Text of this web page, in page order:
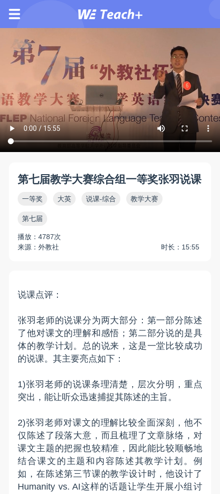
第七届教学大赛综合组一等奖张羽说课
一等奖 大英 说课-综合 教学大赛
第七届
播放：4787次
来源：外教社
时长：15:55
说课点评：
张羽老师的说课分为两大部分：第一部分陈述
了他对课文的理解和感悟；第二部分说的是具
体的教学计划。总的说来，这是一堂比较成功
的说课。其主要亮点如下：
1)张羽老师的说课条理清楚，层次分明，重点
突出，能让听众迅速捕捉其陈述的主旨。
2)张羽老师对课文的理解比较全面深刻，他不
仅陈述了段落大意，而且梳理了文章脉络，对
课文主题的把握也较精准，因此能比较顺畅地
结合课文的主题和内容陈述其教学计划。例
如，在陈述第三节课的教学设计时，他设计了
Humanity vs. AI这样的话题让学生开展小组讨